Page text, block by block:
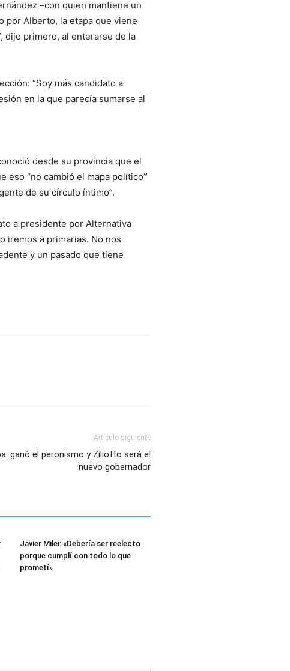
–con quien mantiene un
por Alberto, la etapa que viene
dijo primero, al enterarse de la
“Soy más candidato a
en la que parecía sumarse al
desde su provincia que el
eso “no cambió el mapa político”
de su círculo íntimo”.
a presidente por Alternativa
iremos a primarias. No nos
y un pasado que tiene
Artículo siguiente
ganó el peronismo y Ziliotto será el
nuevo gobernador
Javier Milei: «Debería ser reelecto
porque cumplí con todo lo que
prometí»